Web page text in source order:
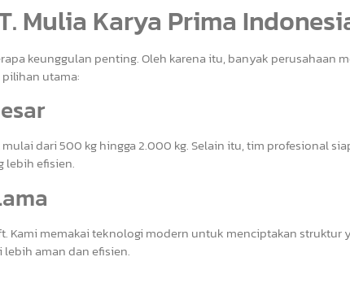
Mulia Karya Prima
keunggulan penting. Oleh karena itu, banyak perusahaan
utama:
dari 500 kg hingga 2.000 kg. Selain itu, tim profesional
lebih efisien.
Kami memakai teknologi modern untuk menciptakan struktur
aman dan efisien.